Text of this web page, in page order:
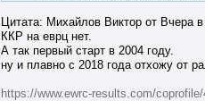
Цитата: Михайлов Виктор от Вчера
ККР на еврц нет.
А так первый старт в 2004 году.
ну и плавно с 2018 года отхожу от
https://www.ewrc-results.com/